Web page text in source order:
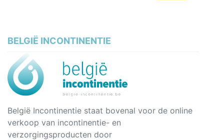
BELGIË INCONTINENTIE
België Incontinentie staat bovenal voor de online
verkoop van incontinentie- en
verzorgingsproducten door